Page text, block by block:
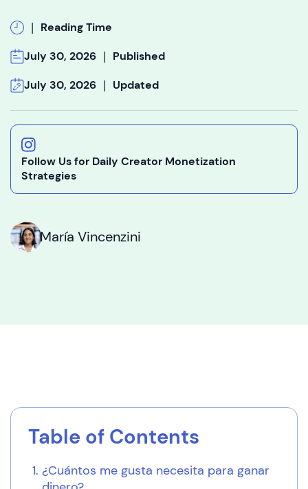
| Reading Time
July 30, 2026 | Published
July 30, 2026 | Updated
Follow Us for Daily Creator Monetization
Strategies
María Vincenzini
Table of Contents
¿Cuántos me gusta necesita para ganar